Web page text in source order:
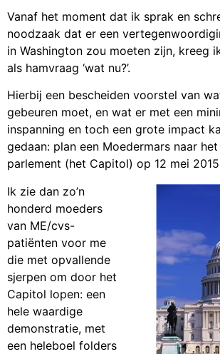
Vanaf het moment dat ik sprak en
noodzaak dat er een
in Washington zou moeten zijn, kreeg
als hamvraag ‘wat nu?’.
Hierbij een bescheiden voorstel van
gebeuren moet, en wat er met een
inspanning en toch een grote impact
gedaan: plan een Moedermars naar
parlement (het Capitol) op 12 mei
Ik zie dan zo’n
honderd moeders
van ME/cvs-
patiënten voor me
die met opvallende
sjerpen om door het
Capitol lopen: een
hele waardige
demonstratie, met
een heleboel folders